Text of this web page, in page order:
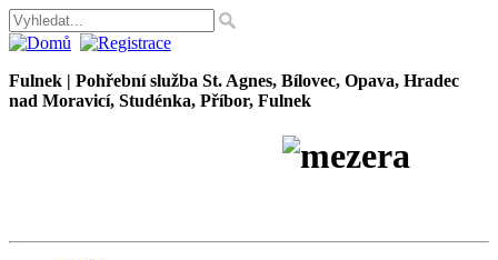
Fulnek | Pohřební služba St. Agnes, Bílovec, Opava, Hradec
nad Moravicí, Studénka, Příbor, Fulnek